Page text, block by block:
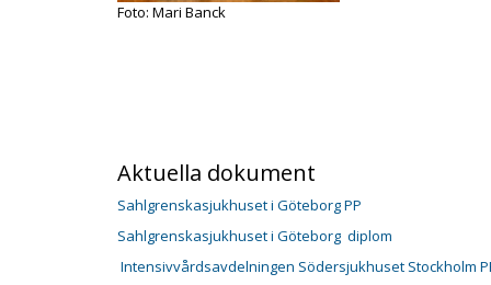
Foto: Mari Banck
Aktuella dokument
Sahlgrenskasjukhuset i Göteborg PP
Sahlgrenskasjukhuset i Göteborg diplom
Intensivvårdsavdelningen Södersjukhuset Stockholm